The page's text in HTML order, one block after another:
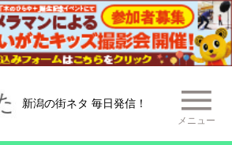
新潟の街ネタ 毎日発信！
メニュー